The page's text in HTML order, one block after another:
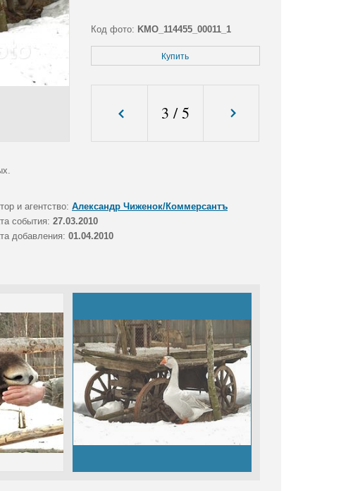
Код фото: KMO_114455_00011_1
Формат файла: jpg
Размер файла (Мбайт):
Купить
3 /5
и агентство: Александр Чиженок/Коммерсантъ
события: 27.03.2010
добавления: 01.04.2010